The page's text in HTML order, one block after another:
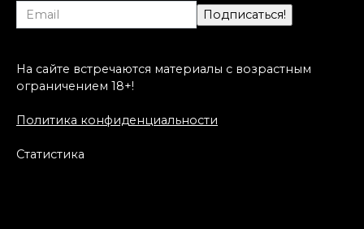
На сайте встречаются материалы с возрастным
ограничением 18+!
Политика конфиденциальности
Статистика